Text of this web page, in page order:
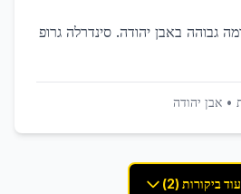
גבוהה באבן יהודה. סינדרלה גרופ
• אבן יהודה
ביקורות (2)